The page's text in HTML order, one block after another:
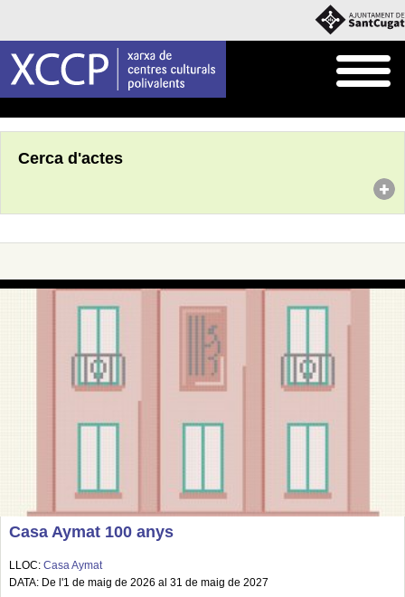
Cerca d'actes
Casa Aymat 100 anys
LLOC: Casa Aymat
DATA: De l'1 de maig de 2026 al 31 de maig de 2027